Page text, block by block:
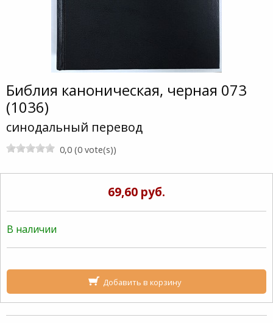
Библия каноническая, черная 073
(1036)
синодальный перевод
0,0 (0 vote(s))
69,60 руб.
В наличии
Добавить в корзину